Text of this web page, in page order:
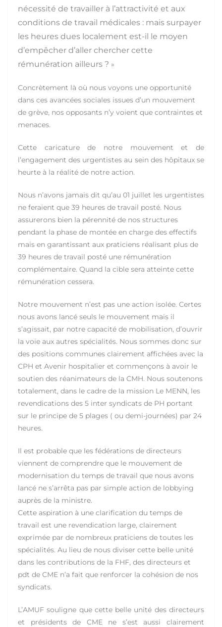
nécessité de travailler à l’attractivité et aux
conditions de travail médicales : mais surpayer
les heures dues localement est-il le moyen
d’empêcher d’aller chercher cette
rémunération ailleurs ? »
Concrètement là où nous voyons une opportunité
dans ces avancées sociales issues d’un mouvement
de grève, nos opposants n’y voient que contraintes et
menaces.
Cette caricature de notre mouvement et de
l’engagement des urgentistes au sein des hôpitaux se
heurte à la réalité de notre action.
Nous n’avons jamais dit qu’au 01 juillet les urgentistes
ne feraient que 39 heures de travail posté. Nous
assurerons bien la pérennité de nos structures
pendant la phase de montée en charge des effectifs
mais en garantissant aux praticiens réalisant plus de
39 heures de travail posté une rémunération
complémentaire. Quand la cible sera atteinte cette
rémunération cessera.
Notre mouvement n’est pas une action isolée. Certes
nous avons lancé seuls le mouvement mais il
s’agissait, par notre capacité de mobilisation, d’ouvrir
la voie aux autres spécialités. Nous sommes donc sur
des positions communes clairement affichées avec la
CPH et Avenir hospitalier et commençons à avoir le
soutien des réanimateurs de la CMH. Nous soutenons
totalement, dans le cadre de la mission Le MENN, les
revendications des 5 inter syndicats de PH portant
sur le principe de 5 plages ( ou demi-journées) par 24
heures.
Il est probable que les fédérations de directeurs
viennent de comprendre que le mouvement de
modernisation du temps de travail que nous avons
lancé ne s’arrêta pas par simple action de lobbying
auprès de la ministre.
Cette aspiration à une clarification du temps de
travail est une revendication large, clairement
exprimée par de nombreux praticiens de toutes les
spécialités. Au lieu de nous diviser cette belle unité
dans les contributions de la FHF, des directeurs et
pdt de CME n’a fait que renforcer la cohésion de nos
syndicats.
L’AMUF souligne que cette belle unité des directeurs
et présidents de CME ne s’est aussi clairement